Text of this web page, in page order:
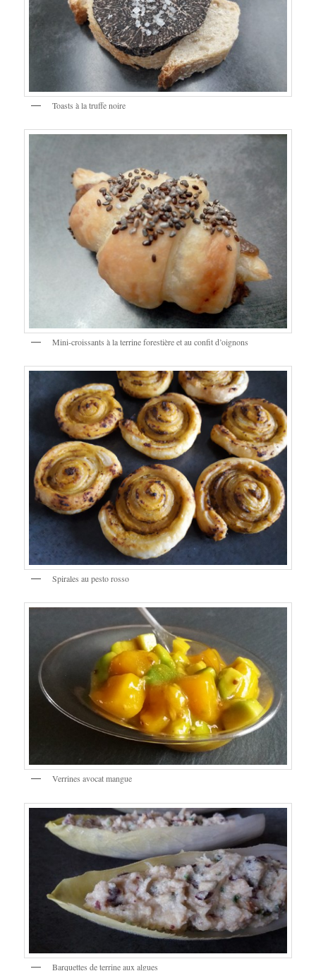
Toasts à la truffe noire
Mini-croissants à la terrine forestière et au confit d’oignons
Spirales au pesto rosso
Verrines avocat mangue
Barquettes de terrine aux algues